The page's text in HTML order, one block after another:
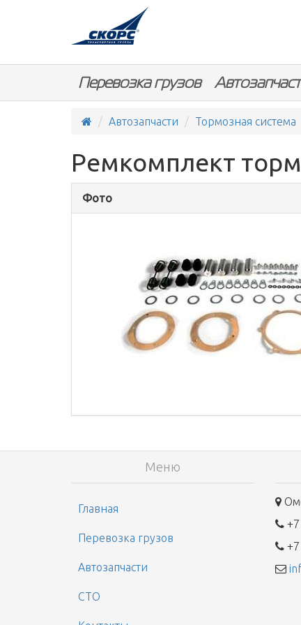
Перевозка грузов
Автозапчасти Тормозная система
Ремкомплект
Фото
Меню
Главная
Перевозка грузов
Автозапчасти
СТО
+7
+7